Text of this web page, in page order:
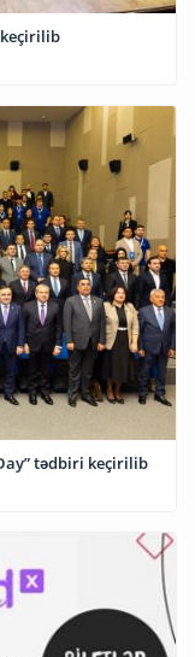
keçirilib
tədbiri keçirilib